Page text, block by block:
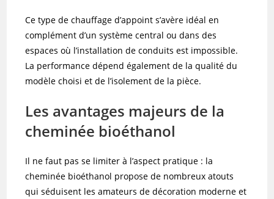
Ce type de chauffage d’appoint s’avère idéal en
complément d’un système central ou dans des
espaces où l’installation de conduits est impossible.
La performance dépend également de la qualité du
modèle choisi et de l’isolement de la pièce.
Les avantages majeurs de la
cheminée bioéthanol
Il ne faut pas se limiter à l’aspect pratique : la
cheminée bioéthanol propose de nombreux atouts
qui séduisent les amateurs de décoration moderne et